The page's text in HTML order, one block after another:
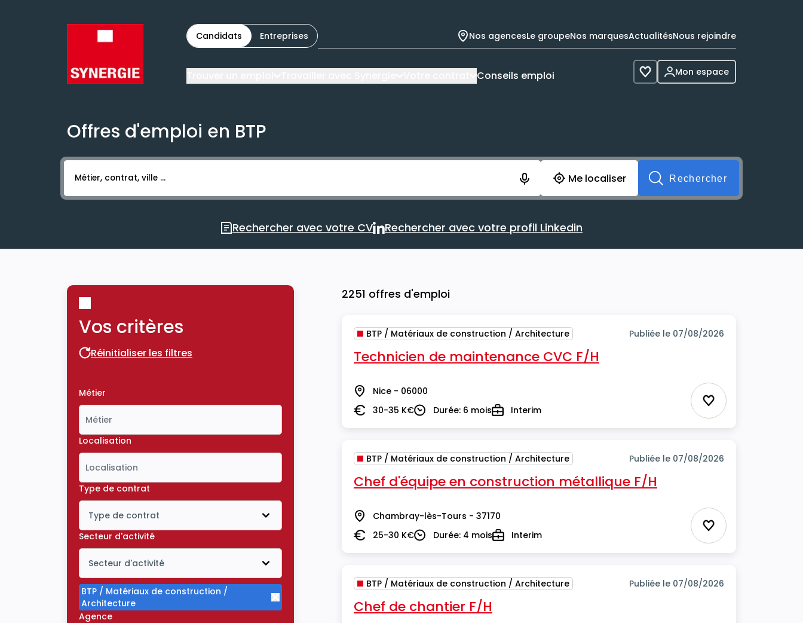
Candidats Entreprises Nos agencesLe groupeNos marquesActualitésNous rejoindre
Conseils emploi Voir les favoris
Mon espace
Offres d'emploi en BTP
Activer l’élément pour lancer l’enregistrement. Vous aurez 10 secondes pour enregistrer votre recherche avant soumission du formulaire. Vous
Me localiser
Rechercher
Rechercher avec votre CV
Rechercher avec votre CV
Rechercher avec votre profil Linkedin
Rechercher avec votre profil Linkedin
Vos critères
Réinitialiser les filtres
Réinitialiser les filtres
Métier
Localisation
Type de contrat
Type de contrat
Icône ouvrir la liste déroulante
Secteur d'activité
Secteur d'activité
Icône ouvrir la liste déroulante
BTP / Matériaux de construction /
Architecture
Supprimer le critère BTP / Matériaux de construction / Architecture
Agence
2251 offres d'emploi
BTP / Matériaux de construction / Architecture Publiée le 07/08/2026
Technicien de maintenance CVC F/H
Lieu Nice - 06000
Salaire30-35 K€DuréeDurée: 6 moisTypeInterim Ajouter aux
BTP / Matériaux de construction / Architecture Publiée le 07/08/2026
Chef d'équipe en construction métallique F/H
Lieu Chambray-lès-Tours - 37170
Salaire25-30 K€DuréeDurée: 4 moisTypeInterim Ajouter aux
BTP / Matériaux de construction / Architecture Publiée le 07/08/2026
Chef de chantier F/H